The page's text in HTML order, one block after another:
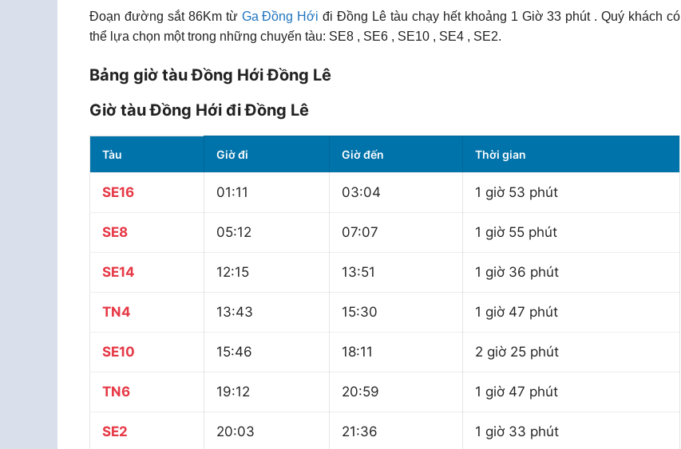
Đoạn đường sắt 86Km từ Ga Đồng Hới đi Đồng Lê tàu chạy hết khoảng 1 Giờ 33 phút . Quý khách có
thể lựa chọn một trong những chuyến tàu: SE8 , SE6 , SE10 , SE4 , SE2.
Bảng giờ tàu Đồng Hới Đồng Lê
Giờ tàu Đồng Hới đi Đồng Lê
Tàu Giờ đi Giờ đến Thời gian
SE16 01:11 03:04 1 giờ 53 phút
SE8 05:12 07:07 1 giờ 55 phút
SE14 12:15 13:51 1 giờ 36 phút
TN4 13:43 15:30 1 giờ 47 phút
SE10 15:46 18:11 2 giờ 25 phút
TN6 19:12 20:59 1 giờ 47 phút
SE2 20:03 21:36 1 giờ 33 phút